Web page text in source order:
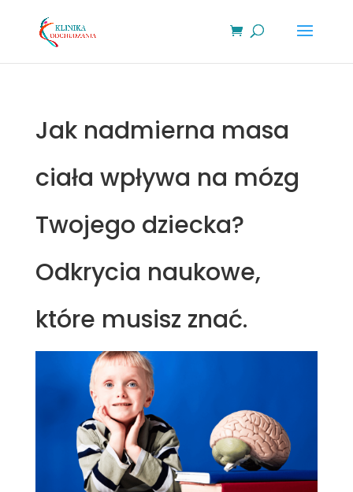
Jak nadmierna masa
ciała wpływa na mózg
Twojego dziecka?
Odkrycia naukowe,
które musisz znać.